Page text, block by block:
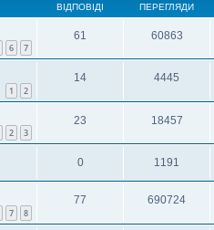
ВІДПОВІДІ ПЕРЕГЛЯДИ
6 7
61 60863
1 2
14 4445
2 3
23 18457
0 1191
7 8
77 690724